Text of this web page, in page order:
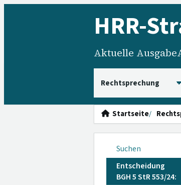
HRR-
Aktuelle Ausgabe
Startseite
Suchen
Entscheidung
BGH 5 StR 553/24: